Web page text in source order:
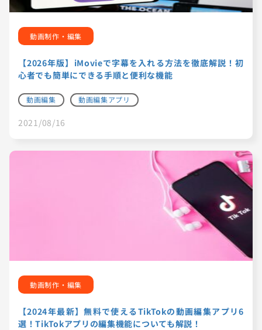
動画制作・編集
【2026年版】iMovieで字幕を入れる方法を徹底解説！初
心者でも簡単にできる手順と便利な機能
動画編集 動画編集アプリ
2021/08/16
動画制作・編集
【2024年最新】無料で使えるTikTokの動画編集アプリ6
選！TikTokアプリの編集機能についても解説！